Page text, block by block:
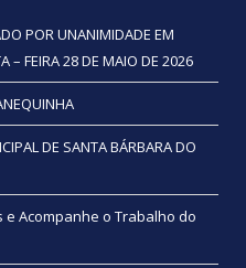
POR UNANIMIDADE EM
– FEIRA 28 DE MAIO DE 2026
DE SANTA BÁRBARA DO
Acompanhe o Trabalho do